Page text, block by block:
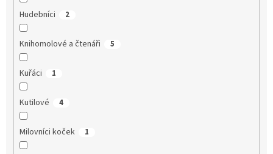
Hudebníci 2
Knihomolové a čtenáři 5
Kuřáci 1
Kutilové 4
Milovníci koček 1